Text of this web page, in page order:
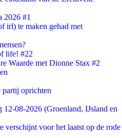
2026 #1
irl) te maken gehad met
life! #22
Waarde met Dionne Stax #2
oprichten
12-08-2026 (Groenland, IJsland en
verschijnt voor het laatst op de rode